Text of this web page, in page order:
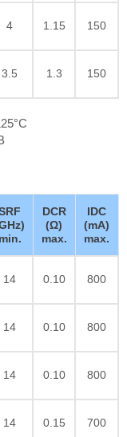
4 1.15 150
3.5 1.3 150
min.
DCR
(Ω)
max.
IDC
(mA)
max.
14 0.10 800
14 0.10 800
14 0.10 800
14 0.15 700